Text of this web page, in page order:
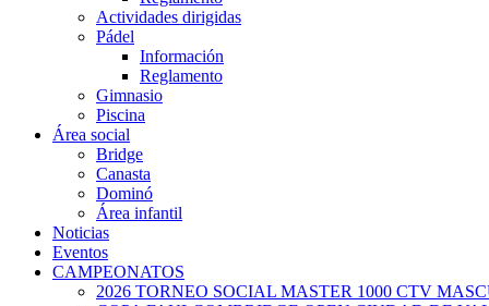
Actividades dirigidas
Pádel
Información
Reglamento
Gimnasio
Piscina
Área social
Bridge
Canasta
Dominó
Área infantil
Noticias
Eventos
CAMPEONATOS
2026 TORNEO SOCIAL MASTER 1000 CTV